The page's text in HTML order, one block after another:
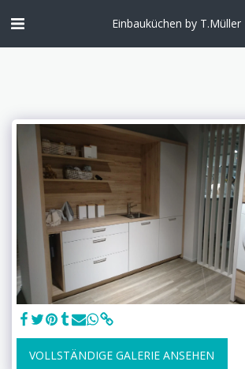
Einbauküchen by T.Müller
VOLLSTÄNDIGE GALERIE ANSEHEN